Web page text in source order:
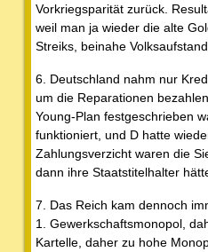
Vorkriegsparität zurück.
weil man ja wieder die alte
Streiks, beinahe Volksaufstand.
6. Deutschland nahm nur
um die Reparationen
Young-Plan festgeschrieben
funktioniert, und D hatte
Zahlungsverzicht waren die
dann ihre Staatstitelhalter
7. Das Reich kam dennoch
1. Gewerkschaftsmonopol,
Kartelle, daher zu hohe